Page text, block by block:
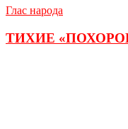
Глас народа
ТИХИЕ